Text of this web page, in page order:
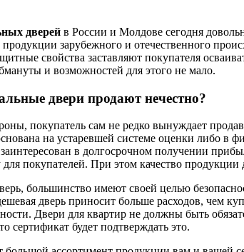
дверей в России и Молдове сегодня
продукции зарубежного и отечественного
свойства заставляют покупателя
и возможностей для этого не мало.
двери продают нечестно?
покупатель сам не редко вынуждает
на устаревшей системе оценки либо в
в долгосрочном получении
для покупателей. При этом качество
большинство имеют своей целью
дверь приносит больше расходов, чем
Двери для квартир не должны быть
будет подтверждать это.